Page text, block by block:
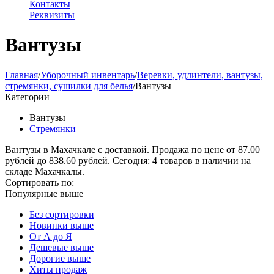
Контакты
Реквизиты
Вантузы
Главная/Уборочный инвентарь/Веревки, удлинтели, вантузы,
стремянки, сушилки для белья/Вантузы
Категории
Вантузы
Стремянки
Вантузы в Махачкале с доставкой. Продажа по цене от 87.00
рублей до 838.60 рублей. Сегодня: 4 товаров в наличии на
складе Махачкалы.
Сортировать по:
Популярные выше
Без сортировки
Новинки выше
От А до Я
Дешевые выше
Дорогие выше
Хиты продаж